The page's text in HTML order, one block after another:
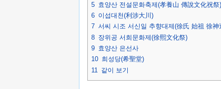
5 효양산 전설문화축제(孝養山 傳說文化祝祭)
6 이섭대천(利涉大川)
7 서씨 시조 서신일 추향대제(徐氏 始祖 徐神
8 장위공 서희문화제(徐熙文化祭)
9 효양산 은선사
10 희성당(希聖堂)
11
같이 보기